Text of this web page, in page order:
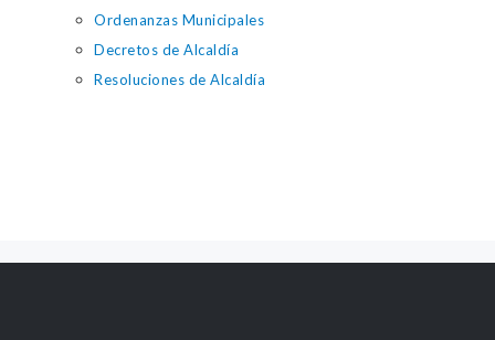
Ordenanzas Municipales
Decretos de Alcaldía
Resoluciones de Alcaldía